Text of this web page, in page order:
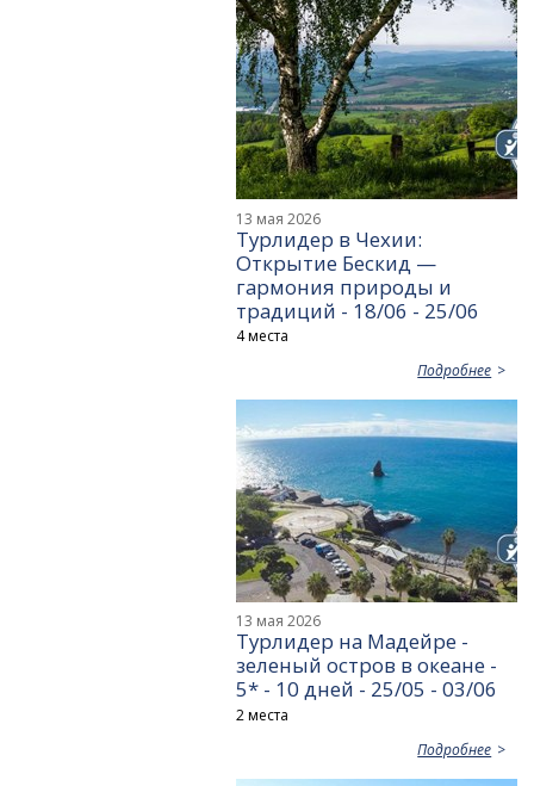
13 мая 2026
Турлидер в Чехии:
Открытие Бескид —
гармония природы и
традиций - 18/06 - 25/06
4 места
Подробнее
13 мая 2026
Турлидер на Мадейре -
зеленый остров в океане -
5* - 10 дней - 25/05 - 03/06
2 места
Подробнее